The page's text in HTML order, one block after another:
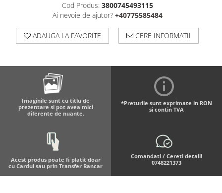
Cod Produs: 3800745493115
Ai nevoie de ajutor? +40775585484
ADAUGA LA FAVORITE CERE INFORMATII
Imaginile sunt cu titlu de
prezentare si pot avea mici
diferente de nuante.
*Preturile sunt exprimate in RON
si contin TVA
Acest produs poate fi platit doar
cu Cardul sau prin Transfer Bancar
Comandati / Cereti detalii
0748221373